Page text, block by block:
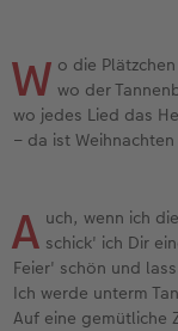
W o die
wo der
wo jedes Lied das
– da ist
A uch, wenn ich
schick' ich Dir
Feier' schön und
Ich werde unterm
Auf eine gemütliche